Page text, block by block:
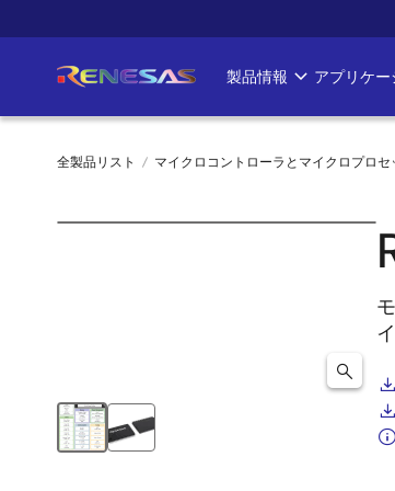
イ
ン
Main
製品情報 アプリケー
パ
全製品リスト マイクロコントローラとマイクロプロセ